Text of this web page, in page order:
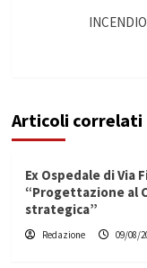
Articoli correlati
Ex Ospedale di Via
“Progettazione al
strategica”
Redazione 09/08/